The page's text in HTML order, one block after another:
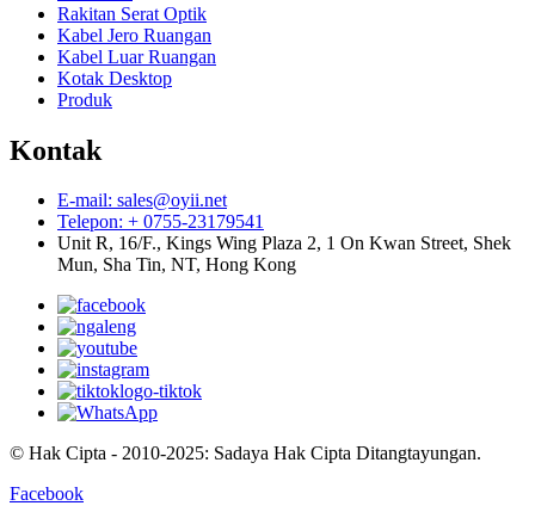
Rakitan Serat Optik
Kabel Jero Ruangan
Kabel Luar Ruangan
Kotak Desktop
Produk
Kontak
E-mail: sales@oyii.net
Telepon: + 0755-23179541
Unit R, 16/F., Kings Wing Plaza 2, 1 On Kwan Street, Shek
Mun, Sha Tin, NT, Hong Kong
© Hak Cipta - 2010-2025: Sadaya Hak Cipta Ditangtayungan.
Facebook